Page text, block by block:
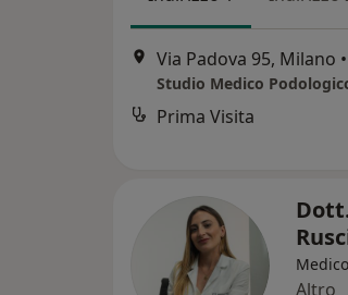
Via Padova 95, Milano •
Studio Medico Podologico
Prima Visita
Altro